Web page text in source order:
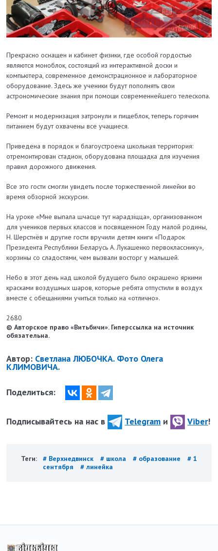
Прекрасно оснащен и кабинет физики, где особой гордостью
являются моноблок, состоящий из интерактивной доски и
компьютера, современное демонстрационное и лабораторное
оборудование. Здесь же ученики будут пополнять свои
астрономические знания при помощи современнейшего телескопа.
Ремонт и модернизация затронули и пищеблок, теперь горячим
питанием будут охвачены все учащиеся.
Приведена в порядок и благоустроена школьная территория:
отремонтирован стадион, оборудована площадка для изучения
правил дорожного движения.
Все это гости смогли увидеть после торжественной линейки во
время обзорной экскурсии.
На уроке «Мне выпала шчасце тут нарадзіцца», организованном
для учеников первых классов и посвященном Году малой родины,
Н. Шерстнёв и другие гости вручили детям книги «Подарок
Президента Республики Беларусь А. Лукашенко первокласснику»,
корзины со сладостями, чем вызвали восторг у малышей.
Небо в этот день над школой будущего было окрашено яркими
красками воздушных шаров, которые ребята отпус­тили в воздух
вместе с обещаниями учиться только на «отлично».
2680
© Авторское право «Витьбичи». Гиперссылка на источник
обязательна.
Автор: Светлана ЛЮБОЧКА. Фото Олега
КЛИМОВИЧА.
Поделиться:
Подписывайтесь на нас в Telegram и Viber!
Теги: # Верхнедвинск # школа # образование
# 1
сентября
# линейка